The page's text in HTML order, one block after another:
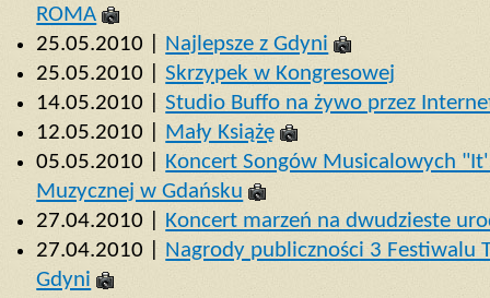
ROMA
25.05.2010 | Najlepsze z Gdyni
25.05.2010 |Skrzypek w Kongresowej
14.05.2010 |Studio Buffo na żywo przez
12.05.2010 | Mały Książę
05.05.2010 | Koncert Songów Musicalowych
Muzycznej w Gdańsku
27.04.2010 | Koncert marzeń na dwudzieste
27.04.2010 | Nagrody publiczności 3 Festiwalu
Gdyni